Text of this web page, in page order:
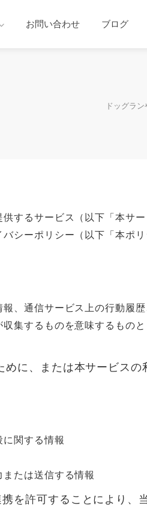
お問い合わせ ブログ
ドッグラ
するサービス（以下「本サ
シーポリシー（以下「本ポ
、通信サービス上の行動履
集するものを意味するもの
に、または本サービス
関する情報
たは送信する情報
を許可することにより、